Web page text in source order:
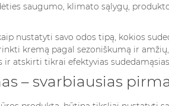
ir naudojant veido kremą
odos tipą?
vengti veido kremuose?
saugumo, klimato sąlygų,
nustatyti savo odos tipą, kokios
kremą pagal sezoniškumą ir
atskirti tikrai efektyvias
– svarbiausias